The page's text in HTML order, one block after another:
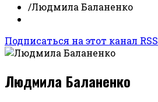
/Людмила Баланенко
Подписаться на этот канал RSS
Людмила Баланенко